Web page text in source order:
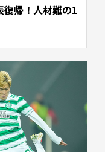
帰！人材難の1